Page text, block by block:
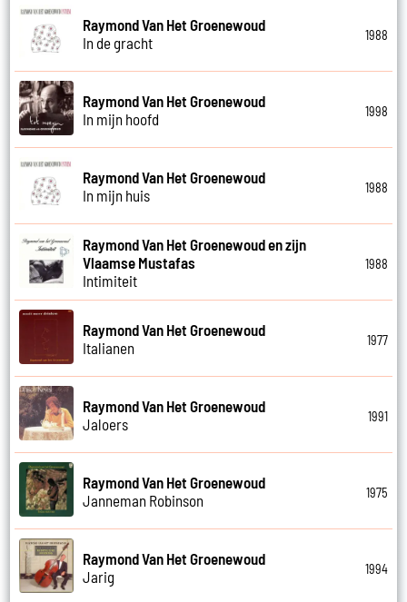
Raymond Van Het Groenewoud
In de gracht
1988
Raymond Van Het Groenewoud
In mijn hoofd
1998
Raymond Van Het Groenewoud
In mijn huis
1988
Raymond Van Het Groenewoud en zijn
Vlaamse Mustafas
Intimiteit
1988
Raymond Van Het Groenewoud
Italianen
1977
Raymond Van Het Groenewoud
Jaloers
1991
Raymond Van Het Groenewoud
Janneman Robinson
1975
Raymond Van Het Groenewoud
Jarig
1994